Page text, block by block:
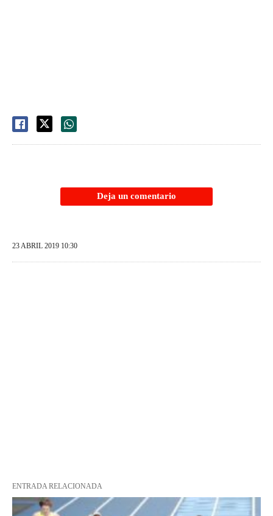
Deja un comentario
23 ABRIL 2019 10:30
ENTRADA RELACIONADA